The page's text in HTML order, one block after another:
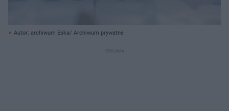
Autor: archiwum Eska/ Archiwum prywatne